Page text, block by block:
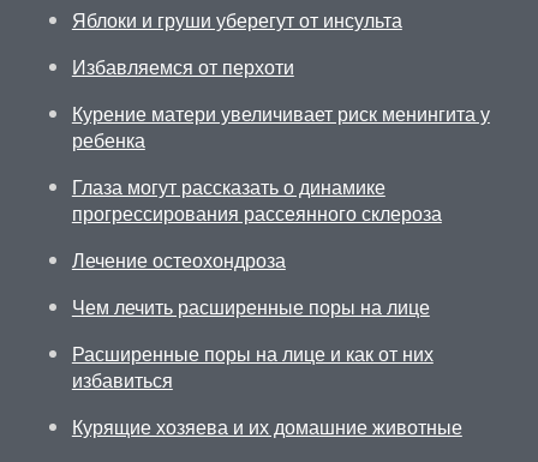
Яблоки и груши уберегут от инсульта
Избавляемся от перхоти
Курение матери увеличивает риск менингита у
ребенка
Глаза могут рассказать о динамике
прогрессирования рассеянного склероза
Лечение остеохондроза
Чем лечить расширенные поры на лице
Расширенные поры на лице и как от них
избавиться
Курящие хозяева и их домашние животные